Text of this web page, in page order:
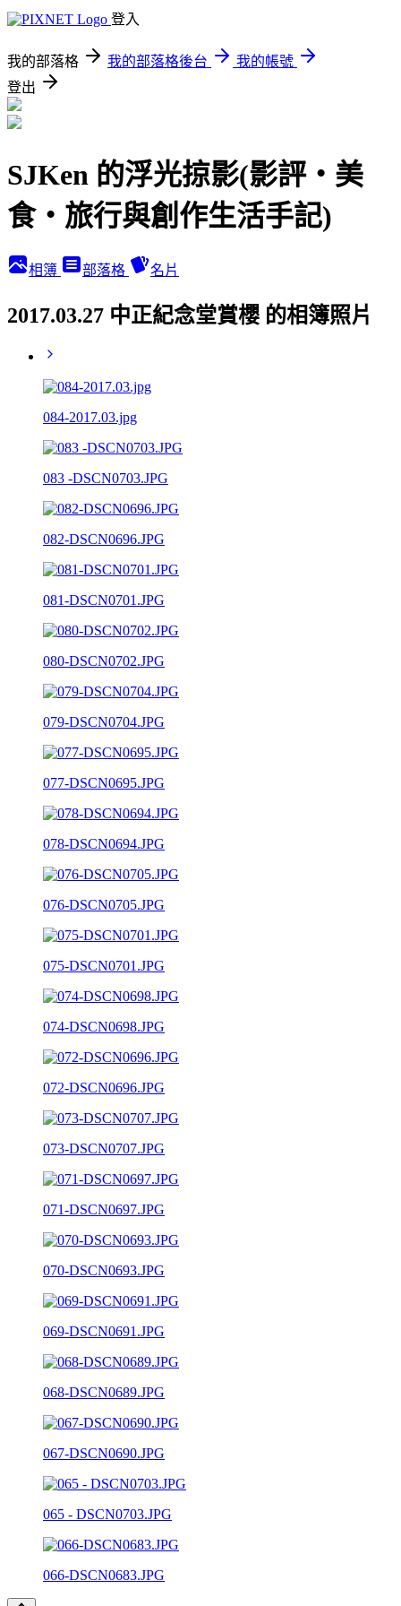
登入
我的部落格 我的部落格後台
我的帳號
登出
SJKen 的浮光掠影(影評‧美
食‧旅行與創作生活手記)
相簿 部落格 名片
2017.03.27 中正紀念堂賞櫻 的相簿照片
084-2017.03.jpg
083 -DSCN0703.JPG
082-DSCN0696.JPG
081-DSCN0701.JPG
080-DSCN0702.JPG
079-DSCN0704.JPG
077-DSCN0695.JPG
078-DSCN0694.JPG
076-DSCN0705.JPG
075-DSCN0701.JPG
074-DSCN0698.JPG
072-DSCN0696.JPG
073-DSCN0707.JPG
071-DSCN0697.JPG
070-DSCN0693.JPG
069-DSCN0691.JPG
068-DSCN0689.JPG
067-DSCN0690.JPG
065 - DSCN0703.JPG
066-DSCN0683.JPG